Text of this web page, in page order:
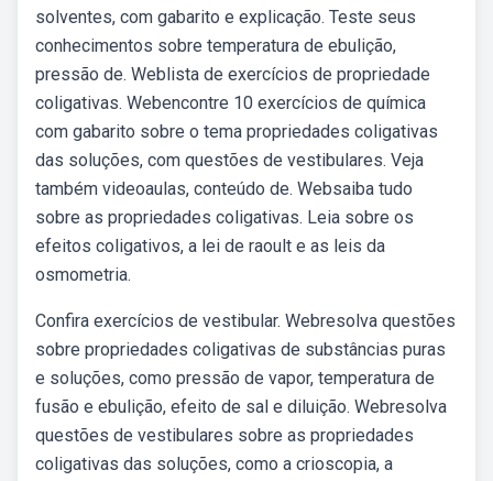
solventes, com gabarito e explicação. Teste seus
conhecimentos sobre temperatura de ebulição,
pressão de. Weblista de exercícios de propriedade
coligativas. Webencontre 10 exercícios de química
com gabarito sobre o tema propriedades coligativas
das soluções, com questões de vestibulares. Veja
também videoaulas, conteúdo de. Websaiba tudo
sobre as propriedades coligativas. Leia sobre os
efeitos coligativos, a lei de raoult e as leis da
osmometria.
Confira exercícios de vestibular. Webresolva questões
sobre propriedades coligativas de substâncias puras
e soluções, como pressão de vapor, temperatura de
fusão e ebulição, efeito de sal e diluição. Webresolva
questões de vestibulares sobre as propriedades
coligativas das soluções, como a crioscopia, a